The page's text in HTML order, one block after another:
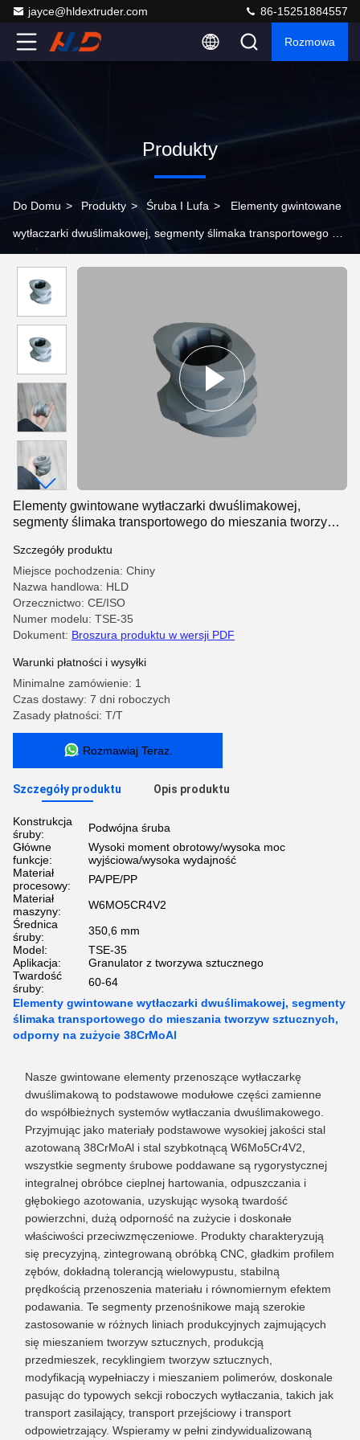
jayce@hldextruder.com 86-15251884557
Rozmowa
Produkty
Do Domu > Produkty > Śruba I Lufa > Elementy gwintowane
wytłaczarki dwuślimakowej, segmenty ślimaka transportowego do
Elementy gwintowane wytłaczarki dwuślimakowej,
segmenty ślimaka transportowego do mieszania tworzyw
Szczegóły produktu
Miejsce pochodzenia: Chiny
Nazwa handlowa: HLD
Orzecznictwo: CE/ISO
Numer modelu: TSE-35
Dokument: Broszura produktu w wersji PDF
Warunki płatności i wysyłki
Minimalne zamówienie: 1
Czas dostawy: 7 dni roboczych
Zasady płatności: T/T
Rozmawiaj Teraz.
Szczegóły produktu Opis produktu
Konstrukcja
śruby:
Podwójna śruba
Główne
funkcje:
Wysoki moment obrotowy/wysoka moc
wyjściowa/wysoka wydajność
Materiał
procesowy:
PA/PE/PP
Materiał
maszyny:
W6MO5CR4V2
Średnica
śruby:
350,6 mm
Model:
TSE-35
Aplikacja:
Granulator z tworzywa sztucznego
Twardość
śruby:
60-64
Elementy gwintowane wytłaczarki dwuślimakowej, segmenty
ślimaka transportowego do mieszania tworzyw sztucznych,
odporny na zużycie 38CrMoAl
Nasze gwintowane elementy przenoszące wytłaczarkę
dwuślimakową to podstawowe modułowe części zamienne
do współbieżnych systemów wytłaczania dwuślimakowego.
Przyjmując jako materiały podstawowe wysokiej jakości stal
azotowaną 38CrMoAl i stal szybkotnącą W6Mo5Cr4V2,
wszystkie segmenty śrubowe poddawane są rygorystycznej
integralnej obróbce cieplnej hartowania, odpuszczania i
głębokiego azotowania, uzyskując wysoką twardość
powierzchni, dużą odporność na zużycie i doskonałe
właściwości przeciwzmęczeniowe. Produkty charakteryzują
się precyzyjną, zintegrowaną obróbką CNC, gładkim profilem
zębów, dokładną tolerancją wielowypustu, stabilną
prędkością przenoszenia materiału i równomiernym efektem
podawania. Te segmenty przenośnikowe mają szerokie
zastosowanie w różnych liniach produkcyjnych zajmujących
się mieszaniem tworzyw sztucznych, produkcją
przedmieszek, recyklingiem tworzyw sztucznych,
modyfikacją wypełniaczy i mieszaniem polimerów, doskonale
pasując do typowych sekcji roboczych wytłaczania, takich jak
transport zasilający, transport przejściowy i transport
odpowietrzający. Wspieramy w pełni zindywidualizowaną